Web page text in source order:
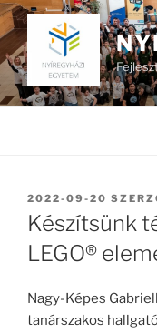
Tartalomhoz
BEKÜLDVE:
2022-09-20
Készítsünk
LEGO®
Nagy-Képes
tanárszakos